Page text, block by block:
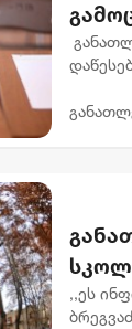
,,ეს